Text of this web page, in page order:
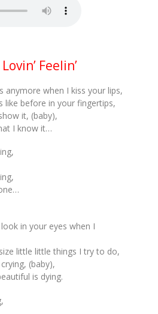
Feelin’
anymore when I kiss your lips,
like before in your fingertips,
it, (baby),
I know it…
in your eyes when I
little little things I try to do,
(baby),
is dying.